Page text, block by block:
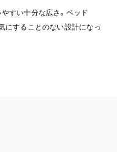
すい十分な広さ。ベッド
にすることのない設計になっ